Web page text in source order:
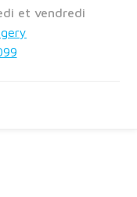
et vendredi